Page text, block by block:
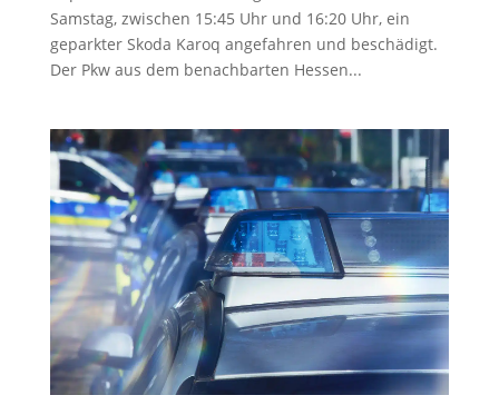
Samstag, zwischen 15:45 Uhr und 16:20 Uhr, ein
geparkter Skoda Karoq angefahren und beschädigt.
Der Pkw aus dem benachbarten Hessen...